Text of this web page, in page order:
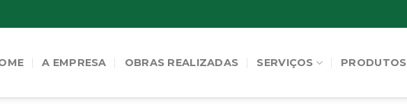
A EMPRESA OBRAS REALIZADAS SERVIÇOS PRODUTOS